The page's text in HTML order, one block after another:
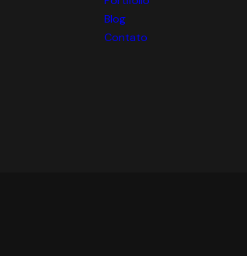
Blog
Contato